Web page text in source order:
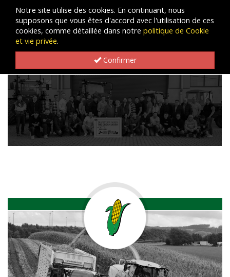
Notre site utilise des cookies. En continuant, nous
supposons que vous êtes d'accord avec l'utilisation de ces
cookies, comme détaillée dans notre politique de Cookie
et vie privée.
Confirmer